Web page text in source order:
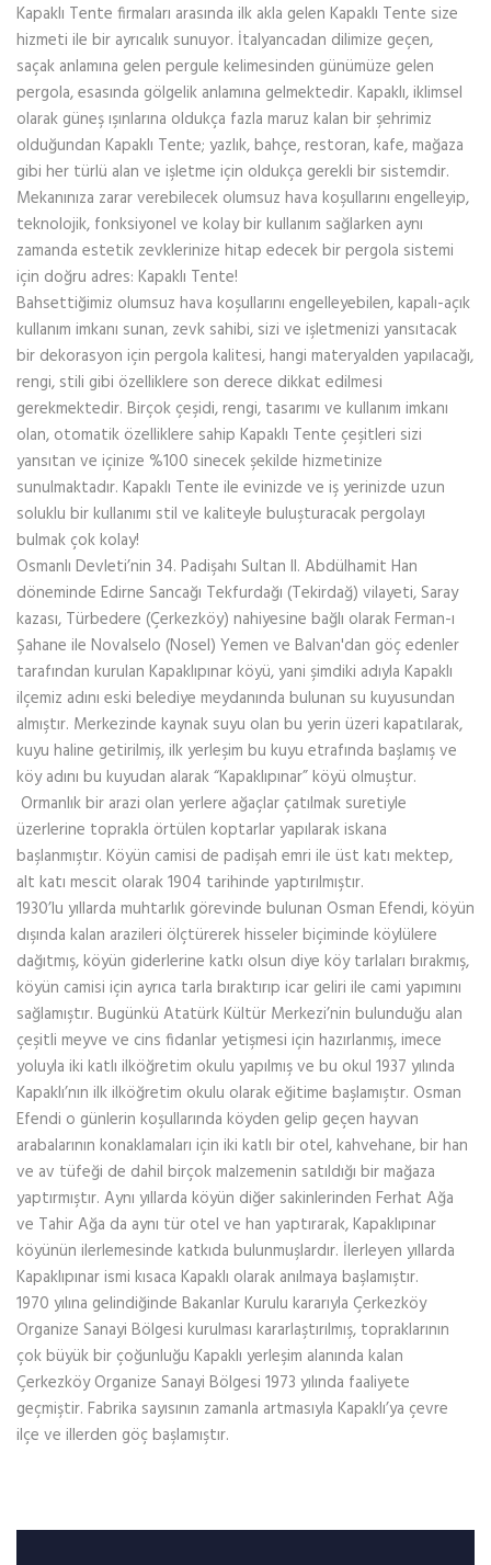
Kapaklı Tente firmaları arasında ilk akla gelen Kapaklı Tente size
hizmeti ile bir ayrıcalık sunuyor. İtalyancadan dilimize geçen,
saçak anlamına gelen pergule kelimesinden günümüze gelen
pergola, esasında gölgelik anlamına gelmektedir. Kapaklı, iklimsel
olarak güneş ışınlarına oldukça fazla maruz kalan bir şehrimiz
olduğundan Kapaklı Tente; yazlık, bahçe, restoran, kafe, mağaza
gibi her türlü alan ve işletme için oldukça gerekli bir sistemdir.
Mekanınıza zarar verebilecek olumsuz hava koşullarını engelleyip,
teknolojik, fonksiyonel ve kolay bir kullanım sağlarken aynı
zamanda estetik zevklerinize hitap edecek bir pergola sistemi
için doğru adres: Kapaklı Tente!
Bahsettiğimiz olumsuz hava koşullarını engelleyebilen, kapalı-açık
kullanım imkanı sunan, zevk sahibi, sizi ve işletmenizi yansıtacak
bir dekorasyon için pergola kalitesi, hangi materyalden yapılacağı,
rengi, stili gibi özelliklere son derece dikkat edilmesi
gerekmektedir. Birçok çeşidi, rengi, tasarımı ve kullanım imkanı
olan, otomatik özelliklere sahip Kapaklı Tente çeşitleri sizi
yansıtan ve içinize %100 sinecek şekilde hizmetinize
sunulmaktadır. Kapaklı Tente ile evinizde ve iş yerinizde uzun
soluklu bir kullanımı stil ve kaliteyle buluşturacak pergolayı
bulmak çok kolay!
Osmanlı Devleti’nin 34. Padişahı Sultan II. Abdülhamit Han
döneminde Edirne Sancağı Tekfurdağı (Tekirdağ) vilayeti, Saray
kazası, Türbedere (Çerkezköy) nahiyesine bağlı olarak Ferman-ı
Şahane ile Novalselo (Nosel) Yemen ve Balvan'dan göç edenler
tarafından kurulan Kapaklıpınar köyü, yani şimdiki adıyla Kapaklı
ilçemiz adını eski belediye meydanında bulunan su kuyusundan
almıştır. Merkezinde kaynak suyu olan bu yerin üzeri kapatılarak,
kuyu haline getirilmiş, ilk yerleşim bu kuyu etrafında başlamış ve
köy adını bu kuyudan alarak “Kapaklıpınar” köyü olmuştur.
Ormanlık bir arazi olan yerlere ağaçlar çatılmak suretiyle
üzerlerine toprakla örtülen koptarlar yapılarak iskana
başlanmıştır. Köyün camisi de padişah emri ile üst katı mektep,
alt katı mescit olarak 1904 tarihinde yaptırılmıştır.
1930’lu yıllarda muhtarlık görevinde bulunan Osman Efendi, köyün
dışında kalan arazileri ölçtürerek hisseler biçiminde köylülere
dağıtmış, köyün giderlerine katkı olsun diye köy tarlaları bırakmış,
köyün camisi için ayrıca tarla bıraktırıp icar geliri ile cami yapımını
sağlamıştır. Bugünkü Atatürk Kültür Merkezi’nin bulunduğu alan
çeşitli meyve ve cins fidanlar yetişmesi için hazırlanmış, imece
yoluyla iki katlı ilköğretim okulu yapılmış ve bu okul 1937 yılında
Kapaklı’nın ilk ilköğretim okulu olarak eğitime başlamıştır. Osman
Efendi o günlerin koşullarında köyden gelip geçen hayvan
arabalarının konaklamaları için iki katlı bir otel, kahvehane, bir han
ve av tüfeği de dahil birçok malzemenin satıldığı bir mağaza
yaptırmıştır. Aynı yıllarda köyün diğer sakinlerinden Ferhat Ağa
ve Tahir Ağa da aynı tür otel ve han yaptırarak, Kapaklıpınar
köyünün ilerlemesinde katkıda bulunmuşlardır. İlerleyen yıllarda
Kapaklıpınar ismi kısaca Kapaklı olarak anılmaya başlamıştır.
1970 yılına gelindiğinde Bakanlar Kurulu kararıyla Çerkezköy
Organize Sanayi Bölgesi kurulması kararlaştırılmış, topraklarının
çok büyük bir çoğunluğu Kapaklı yerleşim alanında kalan
Çerkezköy Organize Sanayi Bölgesi 1973 yılında faaliyete
geçmiştir. Fabrika sayısının zamanla artmasıyla Kapaklı’ya çevre
ilçe ve illerden göç başlamıştır.